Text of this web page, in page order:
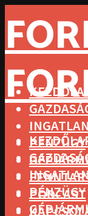
INGATLAN
PÉNZÜGY
PODCAST
PÉNZÜGY